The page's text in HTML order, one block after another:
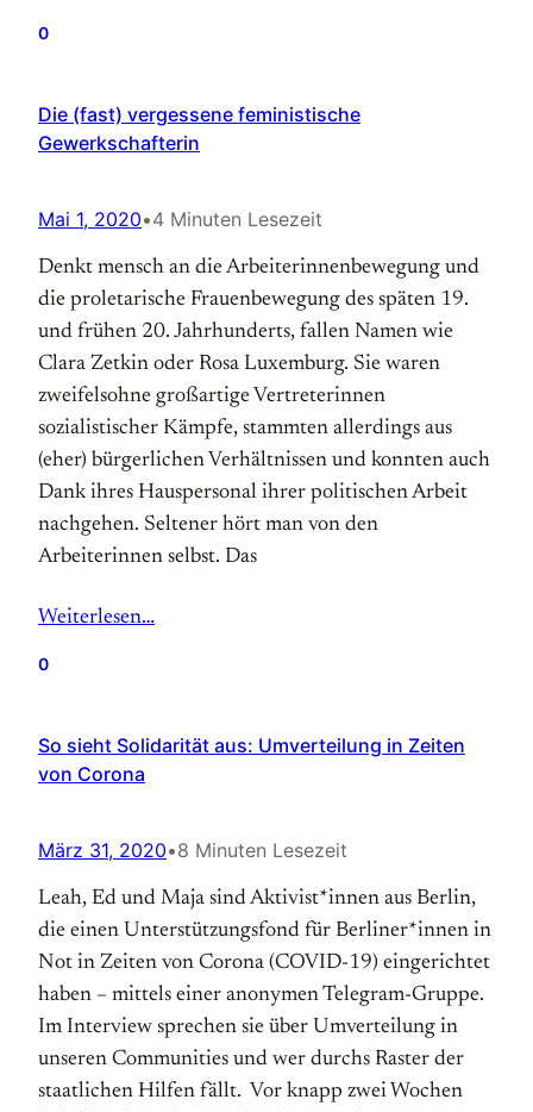
0
Die (fast) vergessene feministische
Gewerkschafterin
Mai 1, 2020•4 Minuten Lesezeit
Denkt mensch an die Arbeiterinnenbewegung und
die proletarische Frauenbewegung des späten 19.
und frühen 20. Jahrhunderts, fallen Namen wie
Clara Zetkin oder Rosa Luxemburg. Sie waren
zweifelsohne großartige Vertreterinnen
sozialistischer Kämpfe, stammten allerdings aus
(eher) bürgerlichen Verhältnissen und konnten auch
Dank ihres Hauspersonal ihrer politischen Arbeit
nachgehen. Seltener hört man von den
Arbeiterinnen selbst. Das
Weiterlesen…
0
So sieht Solidarität aus: Umverteilung in Zeiten
von Corona
März 31, 2020•8 Minuten Lesezeit
Leah, Ed und Maja sind Aktivist*innen aus Berlin,
die einen Unterstützungsfond für Berliner*innen in
Not in Zeiten von Corona (COVID-19) eingerichtet
haben – mittels einer anonymen Telegram-Gruppe.
Im Interview sprechen sie über Umverteilung in
unseren Communities und wer durchs Raster der
staatlichen Hilfen fällt. Vor knapp zwei Wochen